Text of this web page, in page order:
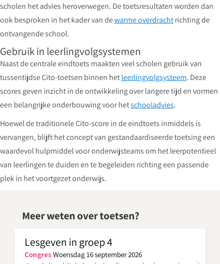
scholen het advies heroverwegen. De toetsresultaten worden dan
ook besproken in het kader van dewarme overdrachtrichting de
ontvangende school.
Gebruik in leerlingvolgsystemen
Naast de centrale eindtoets maakten veel scholen gebruik van
tussentijdse Cito-toetsen binnen hetleerlingvolgsysteem. Deze
scores geven inzicht in de ontwikkeling over langere tijd en vormen
een belangrijke onderbouwing voor hetschooladvies.
Hoewel de traditionele Cito-score in de eindtoets inmiddels is
vervangen, blijft het concept van gestandaardiseerde toetsing een
waardevol hulpmiddel voor onderwijsteams om het leerpotentieel
van leerlingen te duiden en te begeleiden richting een passende
plek in het voortgezet onderwijs.
Meer weten over toetsen?
Lesgeven in groep 4
Congres Woensdag 16 september 2026